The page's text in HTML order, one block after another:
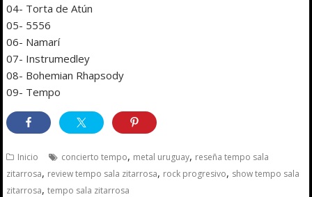
04- Torta de Atún
05- 5556
06- Namarí
07- Instrumedley
08- Bohemian Rhapsody
09- Tempo
Inicio concierto tempo, metal uruguay, reseña tempo sala
zitarrosa, review tempo sala zitarrosa, rock progresivo, show tempo sala
zitarrosa,tempo sala zitarrosa